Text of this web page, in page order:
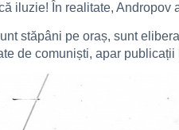
iluzie! În realitate,
stăpâni pe oraș, sunt
de comuniști, apar